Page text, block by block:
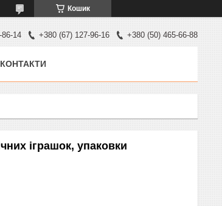
Кошик
14 +380 (67) 127-96-16 +380 (50) 465-66-88
КОНТАКТИ
іграшок, упаковки